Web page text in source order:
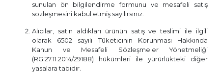
sunulan ön bilgilendirme formunu ve mesafeli satış
sözleşmesini kabul etmiş sayılırsınız.
Alıcılar, satın aldıkları ürünün satış ve teslimi ile ilgili
olarak 6502 sayılı Tüketicinin Korunması Hakkında
Kanun ve Mesafeli Sözleşmeler Yönetmeliği
(RG:27.11.2014/29188) hükümleri ile yürürlükteki diğer
yasalara tabidir.